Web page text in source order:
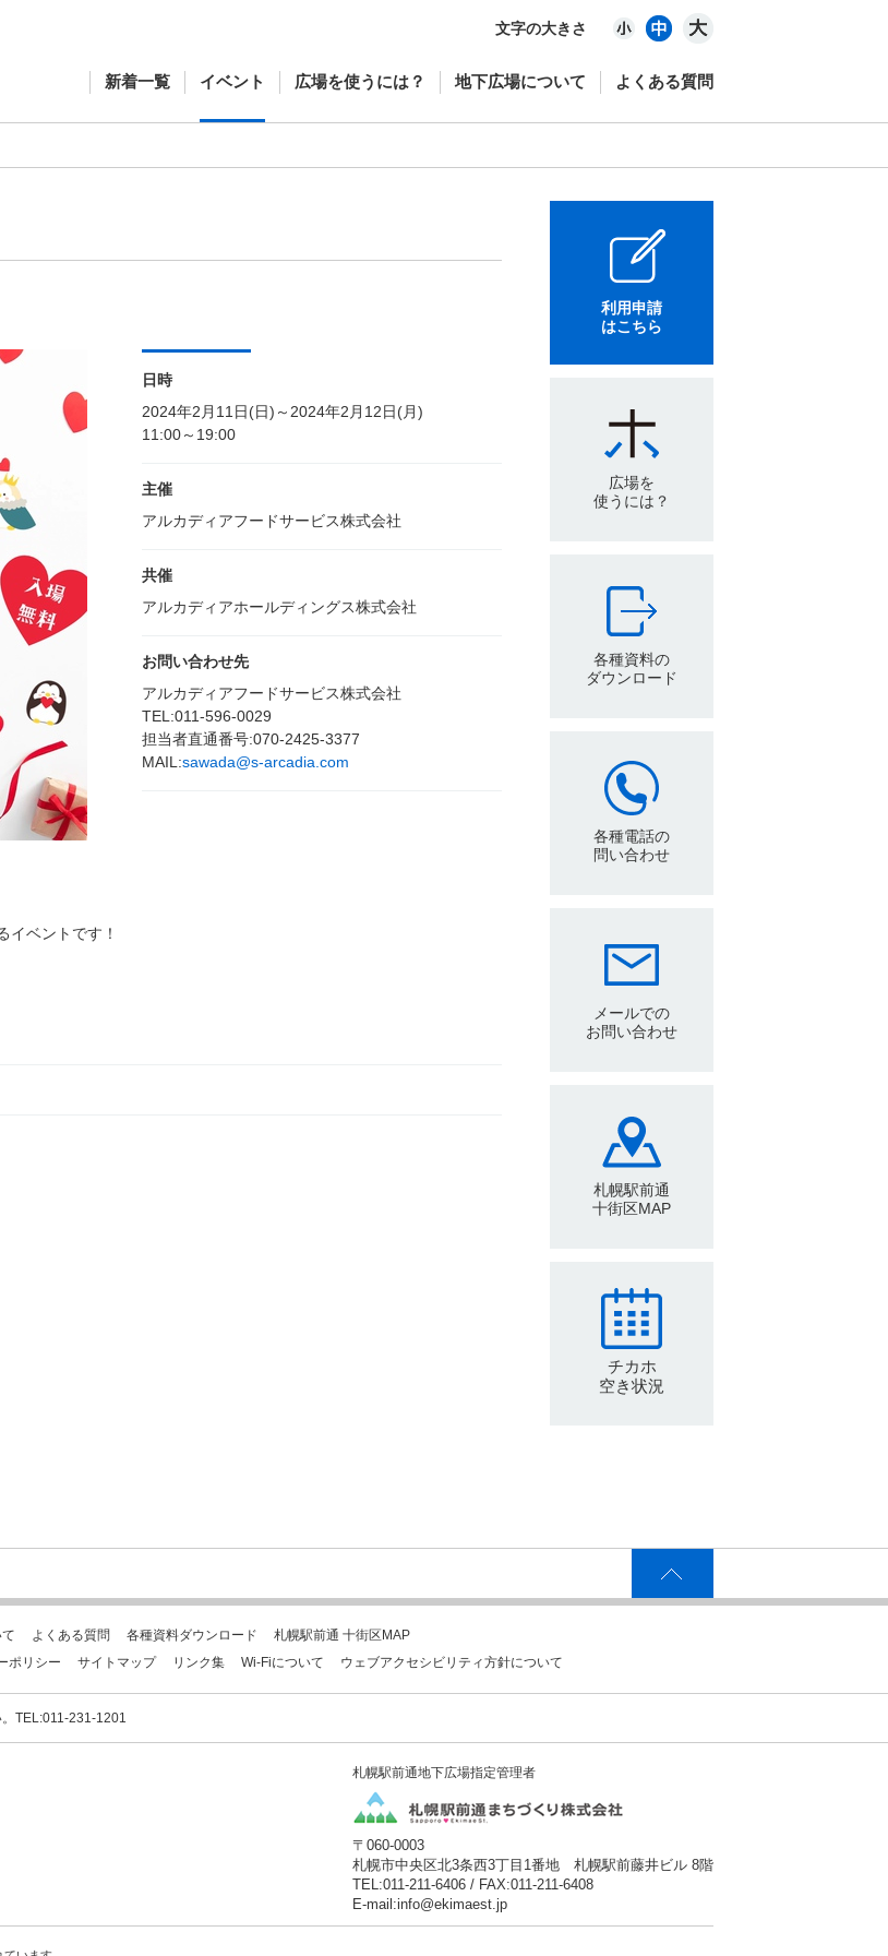
文字の大きさ
新着一覧 イベント 広場を使うには？ 地下広場について よくある質問
日時
2024年2月11日(日)～2024年2月12日(月)
11:00～19:00
主催
アルカディアフードサービス株式会社
共催
アルカディアホールディングス株式会社
お問い合わせ先
アルカディアフードサービス株式会社
TEL:011-596-0029
担当者直通番号:070-2425-3377
MAIL:sawada@s-arcadia.com
イベントです！
利用申請
はこちら
広場を
使うには？
各種資料の
ダウンロード
各種電話の
問い合わせ
メールでの
お問い合わせ
札幌駅前通
十街区MAP
チカホ
空き状況
よくある質問 各種資料ダウンロード
札幌駅前通 十街区MAP
ポリシー サイトマップ リンク集 Wi-Fiについて ウェブアクセシビリティ方針について
TEL:011-231-1201
札幌駅前通地下広場指定管理者
〒060-0003
札幌市中央区北3条西3丁目1番地 札幌駅前藤井ビル 8階
TEL:011-211-6406 / FAX:011-211-6408
E-mail:info@ekimaest.jp